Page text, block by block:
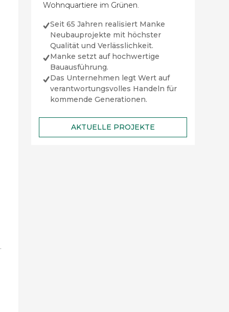
Wohnquartiere im Grünen.
Seit 65 Jahren realisiert Manke
Neubauprojekte mit höchster
Qualität und Verlässlichkeit.
Manke setzt auf hochwertige
Bauausführung.
Das Unternehmen legt Wert auf
verantwortungsvolles Handeln für
kommende Generationen.
AKTUELLE PROJEKTE